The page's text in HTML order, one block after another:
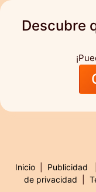
Descubre
Inicio| Publicidad
de privacidad